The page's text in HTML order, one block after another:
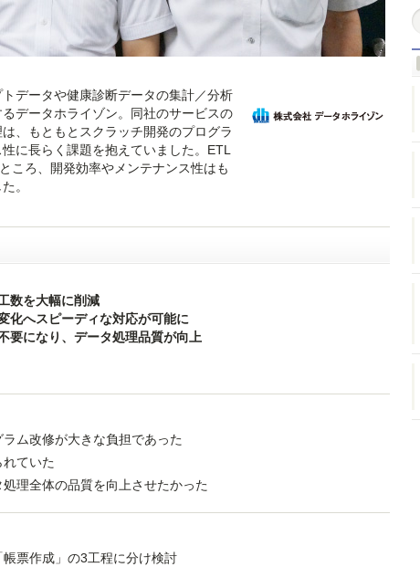
データや健康診断データの集計／分析
データホライゾン。同社のサービスの
、もともとスクラッチ開発のプログラ
に長らく課題を抱えていました。ETL
ころ、開発効率やメンテナンス性はも
。
数を大幅に削減
化へスピーディな対応が可能に
要になり、データ処理品質が向上
ム改修が大きな負担であった
ていた
理全体の品質を向上させたかった
票作成」の3工程に分け検討